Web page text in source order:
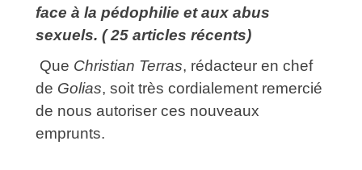
face à la pédophilie et aux abus
sexuels. ( 25 articles récents)
Que Christian Terras, rédacteur en chef
de Golias, soit très cordialement remercié
de nous autoriser ces nouveaux
emprunts.